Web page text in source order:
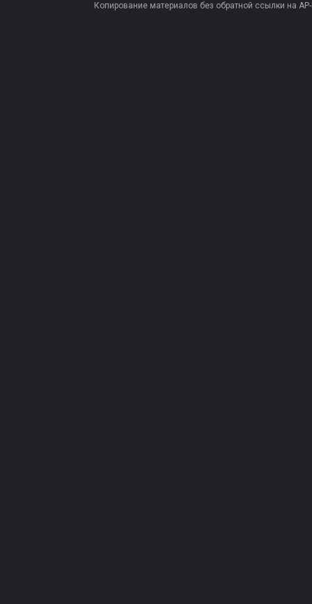
Копирование материалов без обратной ссылки на